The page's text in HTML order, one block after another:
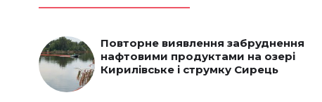
Повторне виявлення забруднення
нафтовими продуктами на озері
Кирилівське і струмку Сирець